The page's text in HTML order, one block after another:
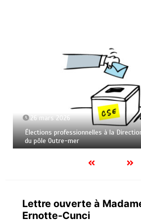
26 mars 2026
Élections professionnelles à la
du pôle Outre-mer
Lettre ouverte à
Ernotte-Cunci